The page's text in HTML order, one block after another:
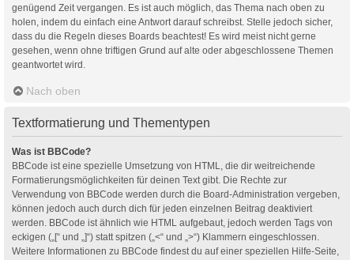
genügend Zeit vergangen. Es ist auch möglich, das Thema nach oben zu
holen, indem du einfach eine Antwort darauf schreibst. Stelle jedoch sicher,
dass du die Regeln dieses Boards beachtest! Es wird meist nicht gerne
gesehen, wenn ohne triftigen Grund auf alte oder abgeschlossene Themen
geantwortet wird.
Nach oben
Textformatierung und Thementypen
Was ist BBCode?
BBCode ist eine spezielle Umsetzung von HTML, die dir weitreichende
Formatierungsmöglichkeiten für deinen Text gibt. Die Rechte zur
Verwendung von BBCode werden durch die Board-Administration vergeben,
können jedoch auch durch dich für jeden einzelnen Beitrag deaktiviert
werden. BBCode ist ähnlich wie HTML aufgebaut, jedoch werden Tags von
eckigen („[“ und „]“) statt spitzen („<“ und „>“) Klammern eingeschlossen.
Weitere Informationen zu BBCode findest du auf einer speziellen Hilfe-Seite,